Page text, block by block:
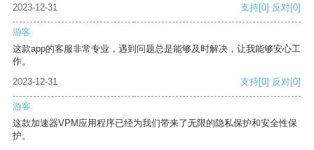
2023-12-31
支持[0] 反对[0]
游客
这款app的客服非常专业，遇到问题总是能够及时解决，让我能够安心工
作。
2023-12-31
支持[0] 反对[0]
游客
这款加速器VPM应用程序已经为我们带来了无限的隐私保护和安全性保
护。